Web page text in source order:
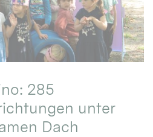
285
unter
Dach